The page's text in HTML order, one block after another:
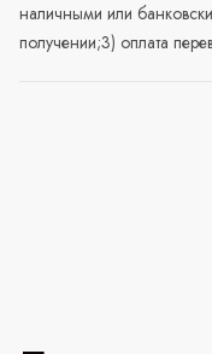
наличными или
получении;3) оплата